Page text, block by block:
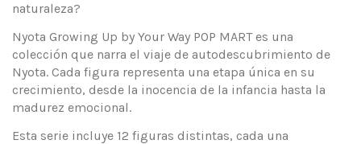
naturaleza?
Nyota Growing Up by Your Way POP MART es una
colección que narra el viaje de autodescubrimiento de
Nyota. Cada figura representa una etapa única en su
crecimiento, desde la inocencia de la infancia hasta la
madurez emocional.
Esta serie incluye 12 figuras distintas, cada una